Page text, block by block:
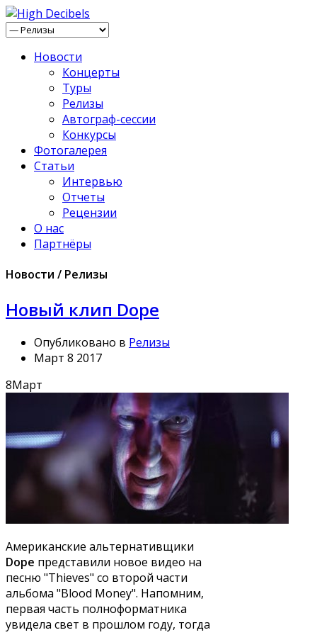
Новости
Концерты
Туры
Релизы
Автограф-сессии
Конкурсы
Фотогалерея
Статьи
Интервью
Отчеты
Рецензии
О нас
Партнёры
Новости / Релизы
Новый клип Dope
Опубликовано в Релизы
Март 8 2017
8Март
Американские альтернативщики
Dope представили новое видео на
песню "Thieves" со второй части
альбома "Blood Money". Напомним,
первая часть полноформатника
увидела свет в прошлом году, тогда